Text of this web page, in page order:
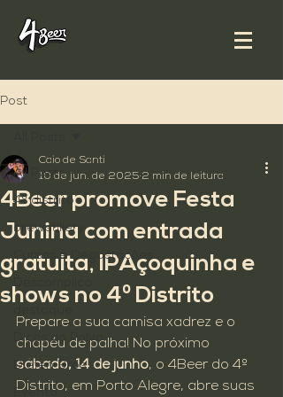
Post
All Posts
4º distrito
brewstillery
Cursos e Degustações
Descomplica
Dicas do Polvo
Diefen Bros
Evento
4Beer promove Festa
Junina com entrada
gratuita, IPAçoquinha e
shows no 4º Distrito
Caio de Santi
10 de jun. de 2025 2 min de leitura
Prepare a sua camisa xadrez e o
chapéu de palha! No próximo
sábado, 14 de junho, o 4Beer do 4º
Distrito, em Porto Alegre, abre suas